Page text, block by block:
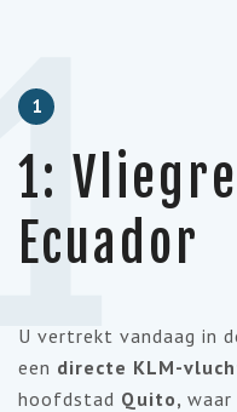
1
1:
Ecuador
U vertrekt vandaag in
een directe KLM-
hoofdstad Quito, waar